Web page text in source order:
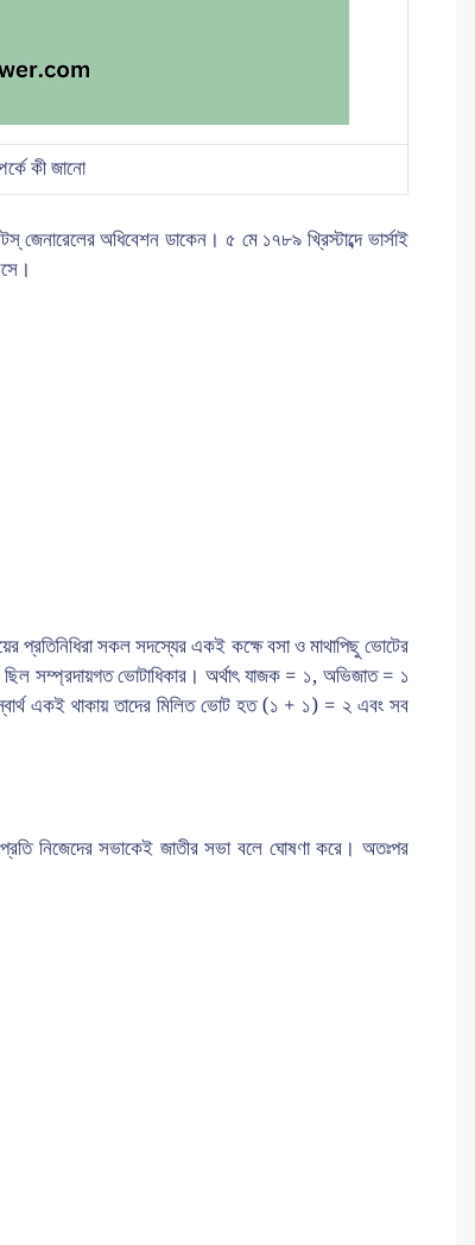
কী জানো
অধিবেশন ডাকেন। ৫ মে ১৭৮৯ খ্রিস্টাব্দে ভার্সাই
প্রতিনিধিরা সকল সদস্যের একই কক্ষে বসা ও মাথাপিছু ভোটের
ছিল সম্প্রদায়গত ভোটাধিকার। অর্থাৎ যাজক = ১, অভিজাত = ১
একই থাকায় তাদের মিলিত ভোট হত (১ + ১) = ২ এবং সব
নিজেদের সভাকেই জাতীর সভা বলে ঘোষণা করে। অতঃপর